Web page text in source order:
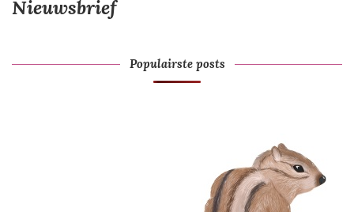
Nieuwsbrief
Populairste posts